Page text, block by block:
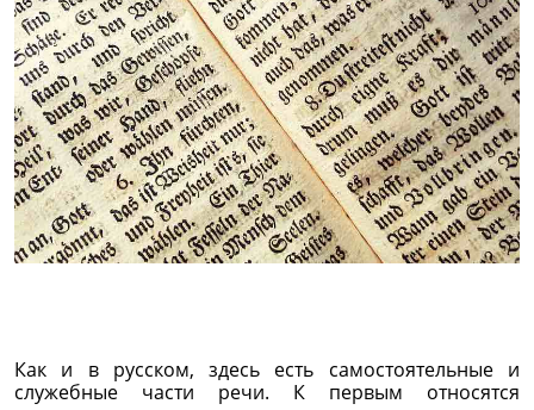
Как и в русском, здесь есть самостоятельные и
служебные части речи. К первым относятся